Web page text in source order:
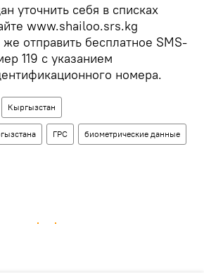
уточнить себя в списках
www.shailoo.srs.kg
отправить бесплатное SMS-
119 с указанием
номера.
Кыргызстан
ГРС биометрические данные